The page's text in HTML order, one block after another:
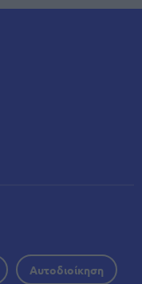
Αυτοδιοίκηση